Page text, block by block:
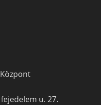
u. 27.